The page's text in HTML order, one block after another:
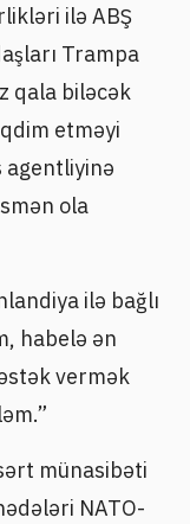
ilə ABŞ
Trampa
qala biləcək
etməyi
agentliyinə
ola
ilə bağlı
habelə ən
vermək
münasibəti
NATO-